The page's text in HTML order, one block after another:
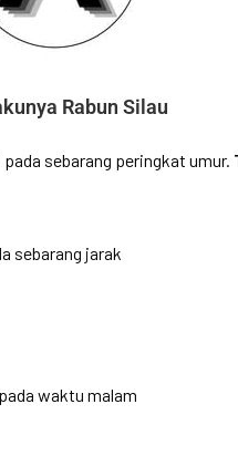
Rabun Silau
sebarang peringkat umur.
sebarang jarak
waktu malam